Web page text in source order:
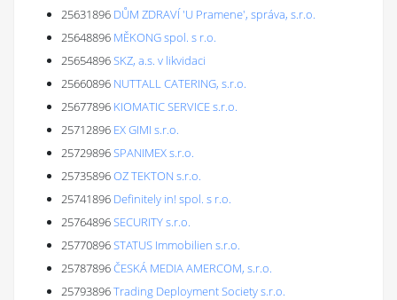
25631896 DŮM ZDRAVÍ 'U Pramene', správa, s.r.o.
25648896 MĚKONG spol. s r.o.
25654896SKZ, a.s. v likvidaci
25660896 NUTTALL CATERING, s.r.o.
25677896 KIOMATIC SERVICE s.r.o.
25712896 EX GIMI s.r.o.
25729896SPANIMEX s.r.o.
25735896OZ TEKTON s.r.o.
25741896 Definitely in! spol. s r.o.
25764896SECURITY s.r.o.
25770896STATUS Immobilien s.r.o.
25787896ČESKÁ MEDIA AMERCOM, s.r.o.
25793896Trading Deployment Society s.r.o.